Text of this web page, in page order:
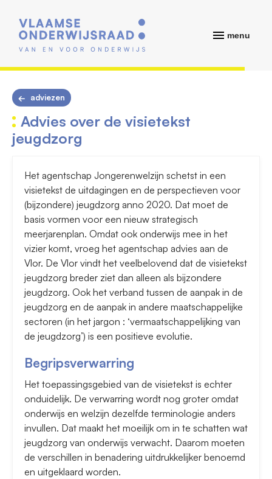
menu
adviezen
Advies over de visietekst
jeugdzorg
Het agentschap Jongerenwelzijn schetst in een
visietekst de uitdagingen en de perspectieven voor
(bijzondere) jeugdzorg anno 2020. Dat moet de
basis vormen voor een nieuw strategisch
meerjarenplan. Omdat ook onderwijs mee in het
vizier komt, vroeg het agentschap advies aan de
Vlor. De Vlor vindt het veelbelovend dat de visietekst
jeugdzorg breder ziet dan alleen als bijzondere
jeugdzorg. Ook het verband tussen de aanpak in de
jeugdzorg en de aanpak in andere maatschappelijke
sectoren (in het jargon : ‘vermaatschappelijking van
de jeugdzorg’) is een positieve evolutie.
Begripsverwarring
Het toepassingsgebied van de visietekst is echter
onduidelijk. De verwarring wordt nog groter omdat
onderwijs en welzijn dezelfde terminologie anders
invullen. Dat maakt het moeilijk om in te schatten wat
jeugdzorg van onderwijs verwacht. Daarom moeten
de verschillen in benadering uitdrukkelijker benoemd
en uitgeklaard worden.